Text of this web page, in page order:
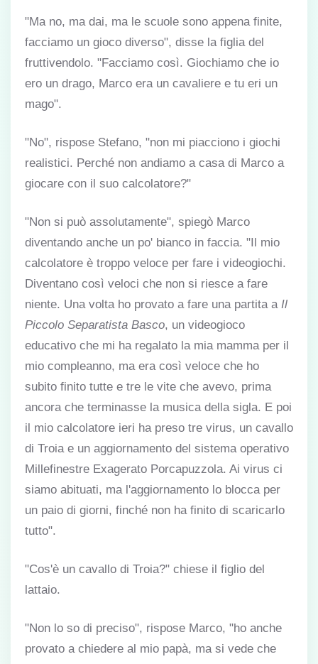
"Ma no, ma dai, ma le scuole sono appena finite,
facciamo un gioco diverso", disse la figlia del
fruttivendolo. "Facciamo così. Giochiamo che io
ero un drago, Marco era un cavaliere e tu eri un
mago".
"No", rispose Stefano, "non mi piacciono i giochi
realistici. Perché non andiamo a casa di Marco a
giocare con il suo calcolatore?"
"Non si può assolutamente", spiegò Marco
diventando anche un po' bianco in faccia. "Il mio
calcolatore è troppo veloce per fare i videogiochi.
Diventano così veloci che non si riesce a fare
niente. Una volta ho provato a fare una partita a Il
Piccolo Separatista Basco, un videogioco
educativo che mi ha regalato la mia mamma per il
mio compleanno, ma era così veloce che ho
subito finito tutte e tre le vite che avevo, prima
ancora che terminasse la musica della sigla. E poi
il mio calcolatore ieri ha preso tre virus, un cavallo
di Troia e un aggiornamento del sistema operativo
Millefinestre Exagerato Porcapuzzola. Ai virus ci
siamo abituati, ma l'aggiornamento lo blocca per
un paio di giorni, finché non ha finito di scaricarlo
tutto".
"Cos'è un cavallo di Troia?" chiese il figlio del
lattaio.
"Non lo so di preciso", rispose Marco, "ho anche
provato a chiedere al mio papà, ma si vede che